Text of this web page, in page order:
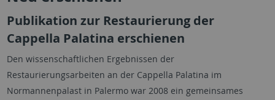
Publikation zur Restaurierung der
Cappella Palatina erschienen
Den wissenschaftlichen Ergebnissen der
Restaurierungsarbeiten an der Cappella Palatina im
Normannenpalast in Palermo war 2008 ein gemeinsames